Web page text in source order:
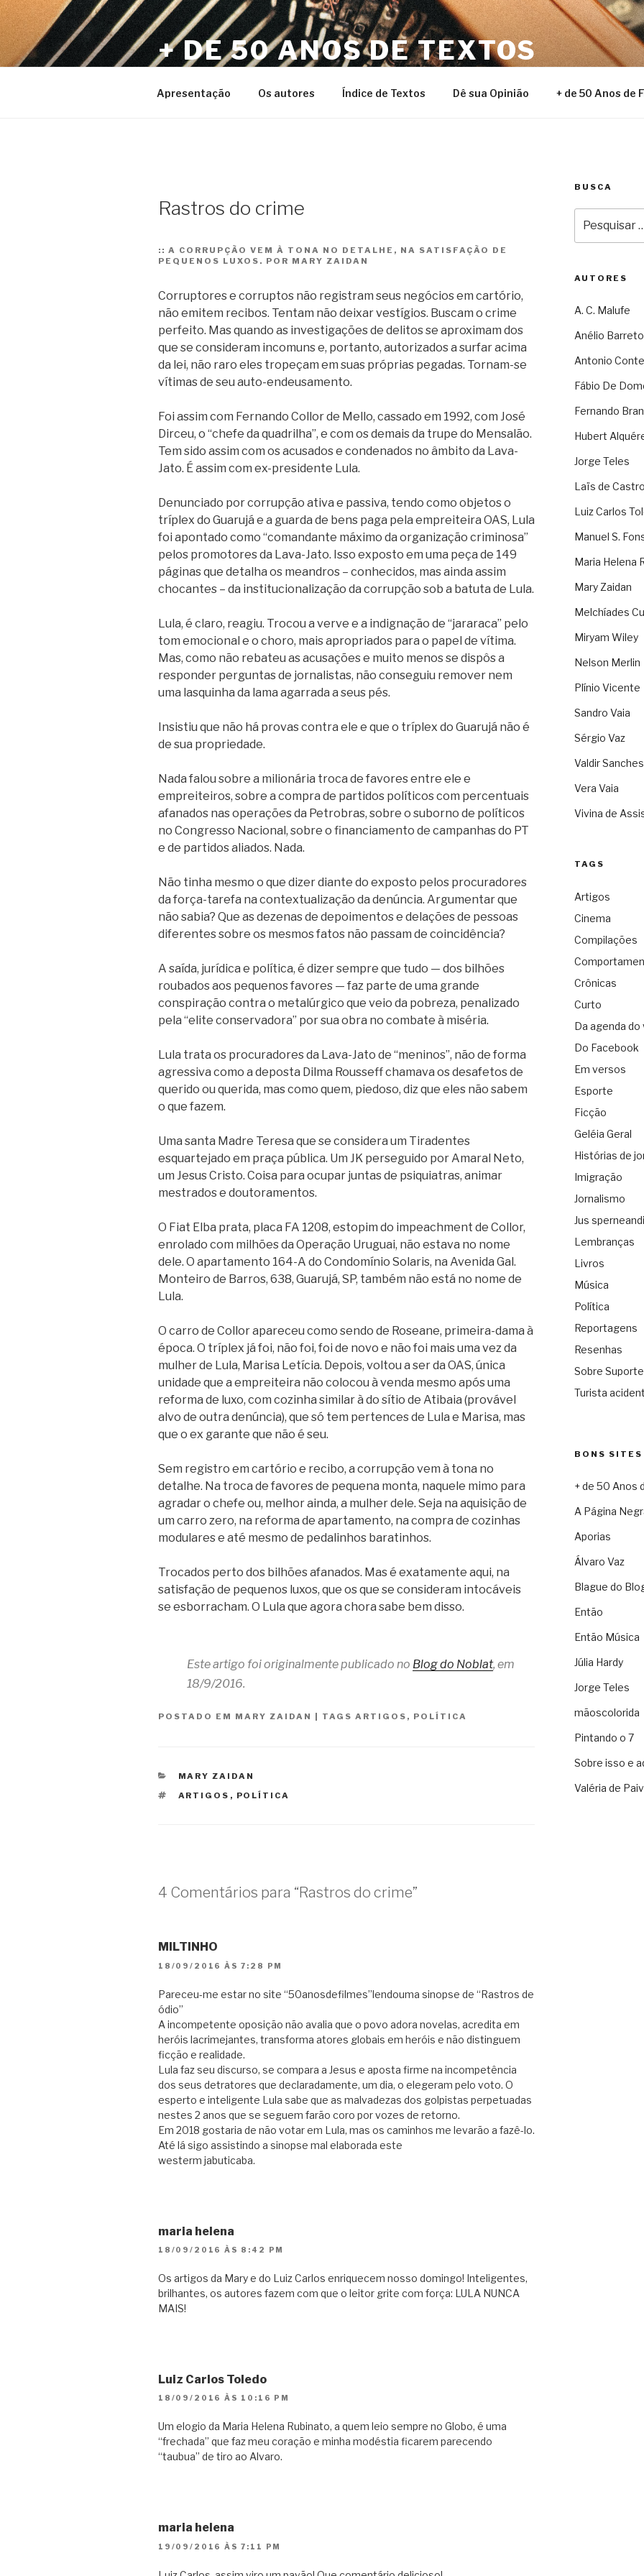
Pular
para
o
conteúdo
+ DE 50 ANOS DE TEXTOS
Apresentação Os autores Índice de Textos Dê sua Opinião + de 50 Anos de
Rastros do crime
:: A CORRUPÇÃO VEM À TONA NO DETALHE, NA SATISFAÇÃO DE
PEQUENOS LUXOS. POR MARY ZAIDAN
Corruptores e corruptos não registram seus negócios em cartório,
não emitem recibos. Tentam não deixar vestígios. Buscam o crime
perfeito. Mas quando as investigações de delitos se aproximam dos
que se consideram incomuns e, portanto, autorizados a surfar acima
da lei, não raro eles tropeçam em suas próprias pegadas. Tornam-se
vítimas de seu auto-endeusamento.
Foi assim com Fernando Collor de Mello, cassado em 1992, com José
Dirceu, o “chefe da quadrilha”, e com os demais da trupe do Mensalão.
Tem sido assim com os acusados e condenados no âmbito da Lava-
Jato. É assim com ex-presidente Lula.
Denunciado por corrupção ativa e passiva, tendo como objetos o
tríplex do Guarujá e a guarda de bens paga pela empreiteira OAS, Lula
foi apontado como “comandante máximo da organização criminosa”
pelos promotores da Lava-Jato. Isso exposto em uma peça de 149
páginas que detalha os meandros – conhecidos, mas ainda assim
chocantes – da institucionalização da corrupção sob a batuta de Lula.
Lula, é claro, reagiu. Trocou a verve e a indignação de “jararaca” pelo
tom emocional e o choro, mais apropriados para o papel de vítima.
Mas, como não rebateu as acusações e muito menos se dispôs a
responder perguntas de jornalistas, não conseguiu remover nem
uma lasquinha da lama agarrada a seus pés.
Insistiu que não há provas contra ele e que o tríplex do Guarujá não é
de sua propriedade.
Nada falou sobre a milionária troca de favores entre ele e
empreiteiros, sobre a compra de partidos políticos com percentuais
afanados nas operações da Petrobras, sobre o suborno de políticos
no Congresso Nacional, sobre o financiamento de campanhas do PT
e de partidos aliados. Nada.
Não tinha mesmo o que dizer diante do exposto pelos procuradores
da força-tarefa na contextualização da denúncia. Argumentar que
não sabia? Que as dezenas de depoimentos e delações de pessoas
diferentes sobre os mesmos fatos não passam de coincidência?
A saída, jurídica e política, é dizer sempre que tudo — dos bilhões
roubados aos pequenos favores — faz parte de uma grande
conspiração contra o metalúrgico que veio da pobreza, penalizado
pela “elite conservadora” por sua obra no combate à miséria.
Lula trata os procuradores da Lava-Jato de “meninos”, não de forma
agressiva como a deposta Dilma Rousseff chamava os desafetos de
querido ou querida, mas como quem, piedoso, diz que eles não sabem
o que fazem.
Uma santa Madre Teresa que se considera um Tiradentes
esquartejado em praça pública. Um JK perseguido por Amaral Neto,
um Jesus Cristo. Coisa para ocupar juntas de psiquiatras, animar
mestrados e doutoramentos.
O Fiat Elba prata, placa FA 1208, estopim do impeachment de Collor,
enrolado com milhões da Operação Uruguai, não estava no nome
dele. O apartamento 164-A do Condomínio Solaris, na Avenida Gal.
Monteiro de Barros, 638, Guarujá, SP, também não está no nome de
Lula.
O carro de Collor apareceu como sendo de Roseane, primeira-dama à
época. O tríplex já foi, não foi, foi de novo e não foi mais uma vez da
mulher de Lula, Marisa Letícia. Depois, voltou a ser da OAS, única
unidade que a empreiteira não colocou à venda mesmo após uma
reforma de luxo, com cozinha similar à do sítio de Atibaia (provável
alvo de outra denúncia), que só tem pertences de Lula e Marisa, mas
que o ex garante que não é seu.
Sem registro em cartório e recibo, a corrupção vem à tona no
detalhe. Na troca de favores de pequena monta, naquele mimo para
agradar o chefe ou, melhor ainda, a mulher dele. Seja na aquisição de
um carro zero, na reforma de apartamento, na compra de cozinhas
modulares e até mesmo de pedalinhos baratinhos.
Trocados perto dos bilhões afanados. Mas é exatamente aqui, na
satisfação de pequenos luxos, que os que se consideram intocáveis
se esborracham. O Lula que agora chora sabe bem disso.
Este artigo foi originalmente publicado no Blog do Noblat, em
18/9/2016.
POSTADO EM MARY ZAIDAN | TAGS ARTIGOS , POLÍTICA
CATEGORIAS
MARY ZAIDAN
TAGS
ARTIGOS , POLÍTICA
4 Comentários para “Rastros do crime”
MILTINHO
18/09/2016 ÀS 7:28 PM
Pareceu-me estar no site “50anosdefilmes”lendouma sinopse de “Rastros de
ódio”
A incompetente oposição não avalia que o povo adora novelas, acredita em
heróis lacrimejantes, transforma atores globais em heróis e não distinguem
ficção e realidade.
Lula faz seu discurso, se compara a Jesus e aposta firme na incompetência
dos seus detratores que declaradamente, um dia, o elegeram pelo voto. O
esperto e inteligente Lula sabe que as malvadezas dos golpistas perpetuadas
nestes 2 anos que se seguem farão coro por vozes de retorno.
Em 2018 gostaria de não votar em Lula, mas os caminhos me levarão a fazê-lo.
Até lá sigo assistindo a sinopse mal elaborada este
westerm jabuticaba.
maria helena
18/09/2016 ÀS 8:42 PM
Os artigos da Mary e do Luiz Carlos enriquecem nosso domingo! Inteligentes,
brilhantes, os autores fazem com que o leitor grite com força: LULA NUNCA
MAIS!
Luiz Carlos Toledo
18/09/2016 ÀS 10:16 PM
Um elogio da Maria Helena Rubinato, a quem leio sempre no Globo, é uma
“frechada” que faz meu coração e minha modéstia ficarem parecendo
“taubua” de tiro ao Alvaro.
maria helena
19/09/2016 ÀS 7:11 PM
BUSCA
por:
AUTORES
A. C. Malufe
Anélio Barreto
Antonio
Fábio De
Fernando
Hubert
Jorge Teles
Laïs de Castro
Luiz Carlos
Manuel S.
Maria Helena
Mary Zaidan
Melchíades
Miryam Wiley
Nelson Merlin
Plínio Vicente
Sandro Vaia
Sérgio Vaz
Valdir Sanches
Vera Vaia
Vivina de
TAGS
Artigos
Cinema
Compilações
Crônicas
Curto
Da agenda do
Do Facebook
Em versos
Esporte
Ficção
Geléia Geral
Histórias de
Imigração
Jornalismo
Jus sperneandi
Lembranças
Livros
Música
Política
Reportagens
Resenhas
Sobre
Turista
BONS SITES
+ de 50 Anos
A Página
Aporias
Álvaro Vaz
Blague do
Então
Então Música
Júlia Hardy
Jorge Teles
mãoscolorida
Pintando o 7
Sobre isso e
Valéria de